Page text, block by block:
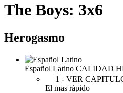
The Boys: 3x6
Herogasmo
Español Latino CALIDAD
1 - VER
El mas rápido